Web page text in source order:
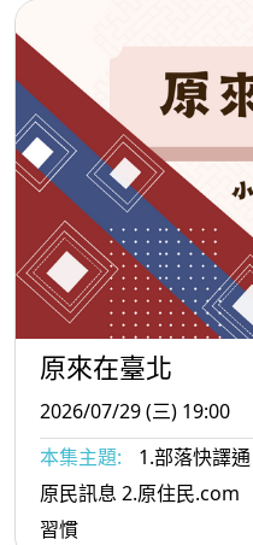
原來在臺北
2026/07/29 (三) 19:00
本集主題:
1.部落快譯
原民訊息 2.原住民.com（生活資訊）：抗發炎的飲食
習慣